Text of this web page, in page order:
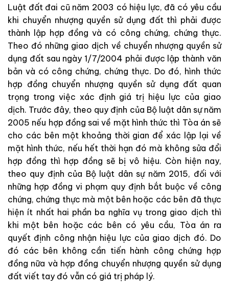
Luật đất đai cũ năm 2003 có hiệu lực, đã có yêu cầu
khi chuyển nhượng quyền sử dụng đất thì phải được
thành lập hợp đồng và có công chứng, chứng thực.
Theo đó những giao dịch về chuyển nhượng quyền sử
dụng đất sau ngày 1/7/2004 phải được lập thành văn
bản và có công chứng, chứng thực. Do đó, hình thức
hợp đồng chuyển nhượng quyền sử dụng đất quan
trọng trong việc xác định giá trị hiệu lực của giao
dịch. Trước đây, theo quy định của Bộ luật dân sự năm
2005 nếu hợp đồng sai về mặt hình thức thì Tòa án sẽ
cho các bên một khoảng thời gian để xác lập lại về
mặt hình thức, nếu hết thời hạn đó mà không sửa đổi
hợp đồng thì hợp đồng sẽ bị vô hiệu. Còn hiện nay,
theo quy định của Bộ luật dân sự năm 2015, đối với
những hợp đồng vi phạm quy định bắt buộc về công
chứng, chứng thực mà một bên hoặc các bên đã thực
hiện ít nhất hai phần ba nghĩa vụ trong giao dịch thì
khi một bên hoặc các bên có yêu cầu, Tòa án ra
quyết định công nhận hiệu lực của giao dịch đó. Do
đó các bên không cần tiến hành công chứng hợp
đồng nữa và hợp đồng chuyển nhượng quyền sử dụng
đất viết tay đó vẫn có giá trị pháp lý.